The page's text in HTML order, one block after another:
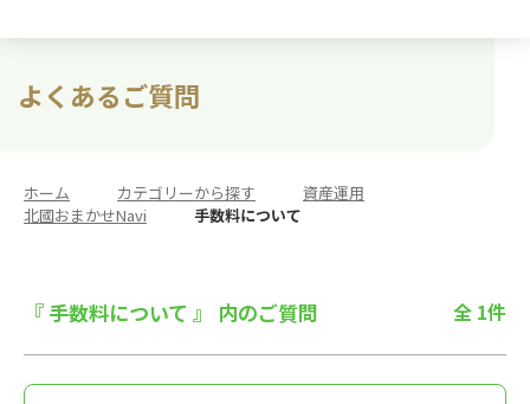
よくあるご質問
ホーム カテゴリーから探す 資産運用
北國おまかせNavi
手数料について
『 手数料について 』 内のご質問 全 1件